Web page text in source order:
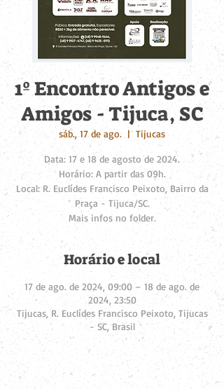
1º Encontro Antigos e
Amigos - Tijuca, SC
sáb., 17 de ago.
  |
Tijucas
Data: 17 e 18 de agosto de 2024.
Horário: A partir das 09h.
Local: R. Euclídes Francisco Peixoto, Bairro da
Praça - Tijuca/SC.
Horário e local
17 de ago. de 2024, 09:00 – 18 de ago. de
2024, 23:50
Tijucas, R. Euclídes Francisco Peixoto, Tijucas
- SC, Brasil